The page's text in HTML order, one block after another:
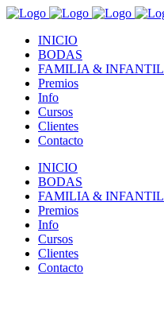
INICIO
BODAS
FAMILIA & INFANTIL
Premios
Info
Cursos
Clientes
Contacto
INICIO
BODAS
FAMILIA & INFANTIL
Premios
Info
Cursos
Clientes
Contacto